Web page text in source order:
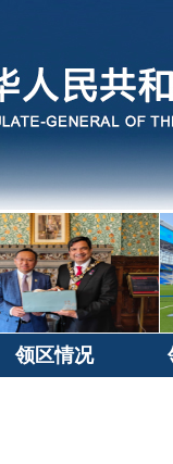
领区情况